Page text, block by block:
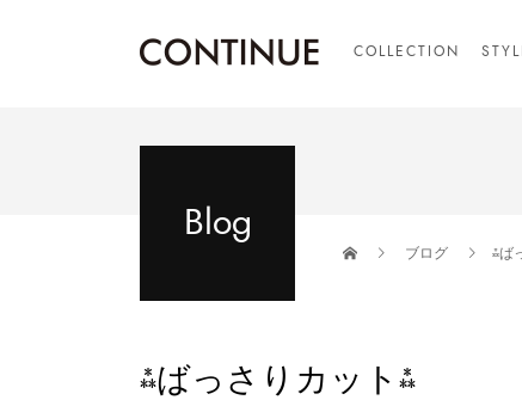
COLLECTION
Blog
ブログ ⁂ば
⁂ばっさりカット⁂